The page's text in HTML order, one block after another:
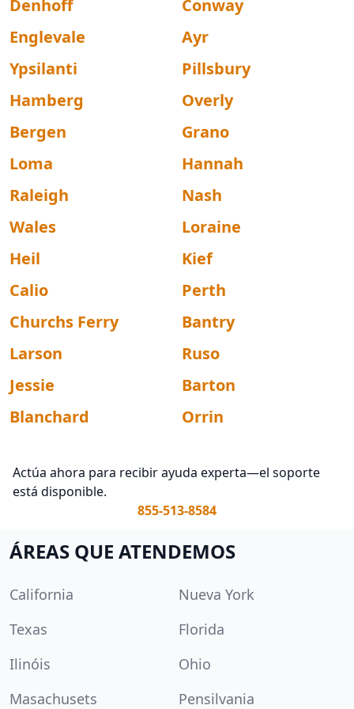
Denhoff
Conway
Englevale
Ayr
Ypsilanti
Pillsbury
Hamberg
Overly
Bergen
Grano
Loma
Hannah
Raleigh
Nash
Wales
Loraine
Heil
Kief
Calio
Perth
Churchs Ferry
Bantry
Larson
Ruso
Jessie
Barton
Blanchard
Orrin
Actúa ahora para recibir ayuda experta—el soporte
está disponible.
855-513-8584
ÁREAS QUE ATENDEMOS
California
Nueva York
Texas
Florida
Ilinóis
Ohio
Masachusets
Pensilvania